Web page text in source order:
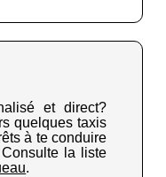
et direct?
quelques taxis
à te conduire
la liste
.